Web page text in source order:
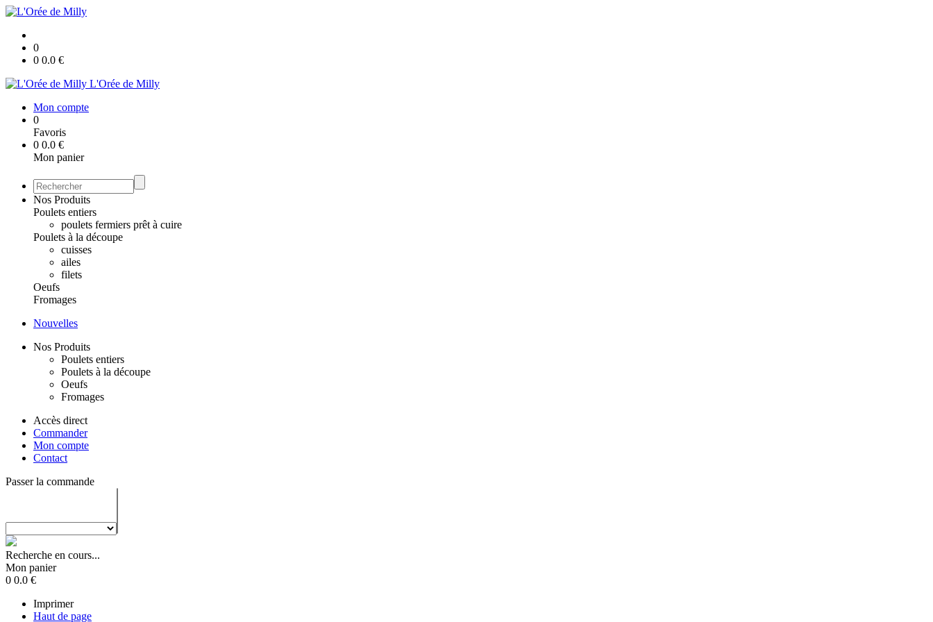
0
0 0.0 €
L'Orée de Milly
Mon compte
0
Favoris
0 0.0 €
Mon panier
Nos Produits
Poulets entiers
poulets fermiers prêt à cuire
Poulets à la découpe
cuisses
ailes
filets
Oeufs
Fromages
Nouvelles
Nos Produits
Poulets entiers
Poulets à la découpe
Oeufs
Fromages
Accès direct
Commander
Mon compte
Contact
Passer la commande
Recherche en cours...
Mon panier
0 0.0 €
Imprimer
Haut de page